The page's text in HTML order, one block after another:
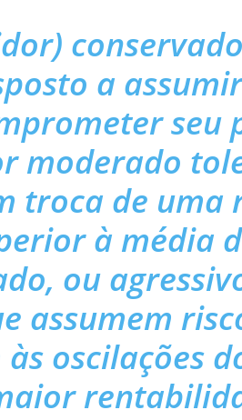
a
seu
moderado
troca de
à média
ou
assumem
oscilações